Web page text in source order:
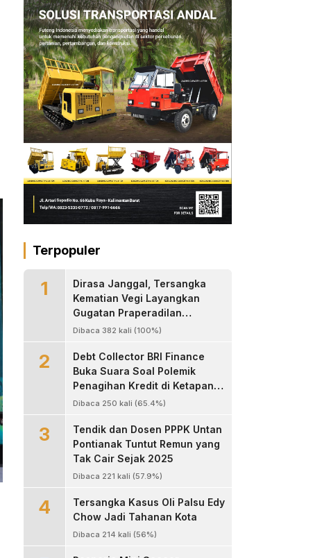
Terpopuler
1
Dirasa Janggal, Tersangka
Kematian Vegi Layangkan
Gugatan Praperadilan
Kapolres Landak
Dibaca 382 kali (100%)
2
Debt Collector BRI Finance
Buka Suara Soal Polemik
Penagihan Kredit di Ketapang,
Bantah Tuduhan
Dibaca 250 kali (65.4%)
3
Tendik dan Dosen PPPK Untan
Pontianak Tuntut Remun yang
Tak Cair Sejak 2025
Dibaca 221 kali (57.9%)
4
Tersangka Kasus Oli Palsu Edy
Chow Jadi Tahanan Kota
Dibaca 214 kali (56%)